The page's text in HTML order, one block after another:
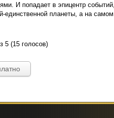
И попадает в эпицентр
единственной планеты, а на
5 (15 голосов)